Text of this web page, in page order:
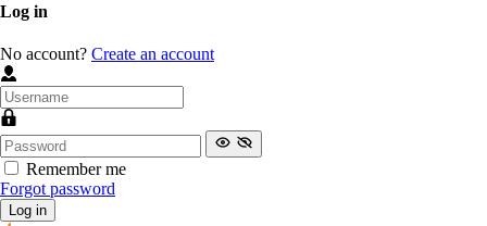
Log in
No account? Create an account
Remember me
Forgot password
Log in